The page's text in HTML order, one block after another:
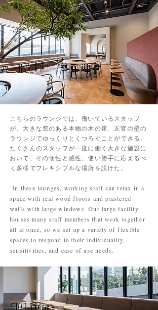
こちらのラウンジでは、働いているスタッフ
が、大きな窓のある本物の木の床、左官の壁の
ラウンジでゆっくりとくつろぐことができる。
たくさんのスタッフが一度に働く大きな施設に
おいて、その個性と感性、使い勝手に応えるべ
く多様でフレキシブルな場所を設けた。
In these lounges, working staff can relax in a
space with real wood floors and plastered
walls with large windows. Our large facility
houses many staff members that work together
all at once, so we set up a variety of flexible
spaces to respond to their individuality,
sensitivities, and ease of use needs.